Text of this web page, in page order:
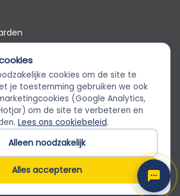
rechten voorbehouden
stel een vraag
cookies om de site te
je toestemming gebruiken we ook
(Google Analytics,
om de site te verbeteren en
Lees ons cookiebeleid.
Alleen noodzakelijk
Alles accepteren